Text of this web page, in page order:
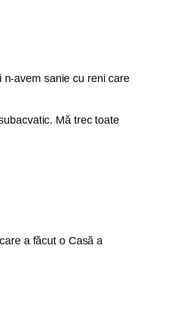
avem sanie cu reni care
Mă trec toate
a făcut o Casă a